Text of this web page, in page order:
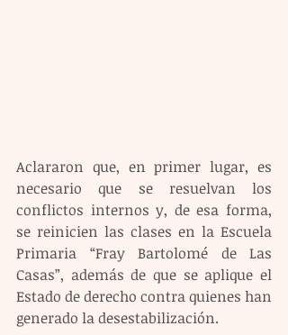
Aclararon que, en primer lugar, es
necesario que se resuelvan los
conflictos internos y, de esa forma,
se reinicien las clases en la Escuela
Primaria “Fray Bartolomé de Las
Casas”, además de que se aplique el
Estado de derecho contra quienes han
generado la desestabilización.